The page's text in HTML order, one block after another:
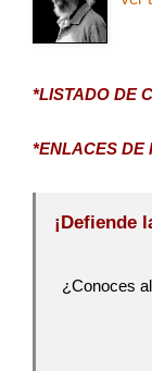
*LISTADO DE
*ENLACES DE
¡Defiende
¿Conoces